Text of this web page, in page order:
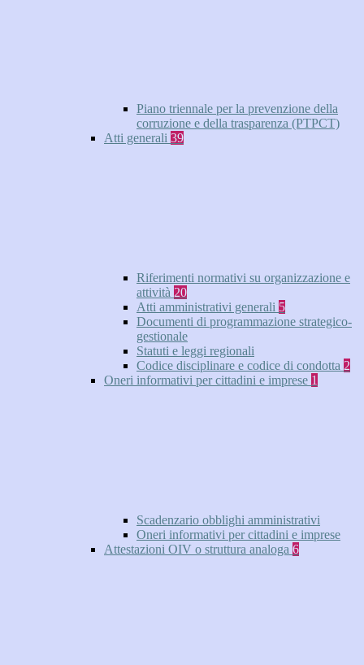
Piano triennale per la prevenzione della
corruzione e della trasparenza (PTPCT)
Atti generali 39
Riferimenti normativi su organizzazione e
attività 20
Atti amministrativi generali 5
Documenti di programmazione strategico-
gestionale
Statuti e leggi regionali
Codice disciplinare e codice di condotta 2
Oneri informativi per cittadini e imprese 1
Scadenzario obblighi amministrativi
Oneri informativi per cittadini e imprese
Attestazioni OIV o struttura analoga 6